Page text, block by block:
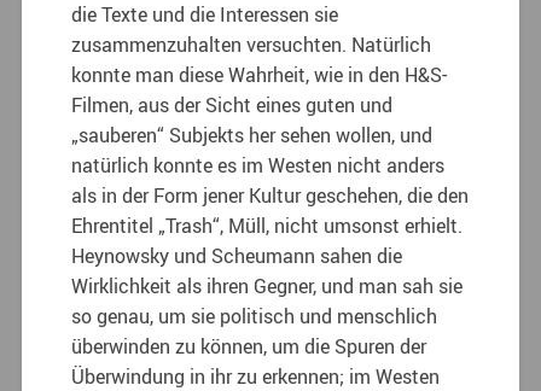
die Texte und die Interessen sie
zusammenzuhalten versuchten. Natürlich
konnte man diese Wahrheit, wie in den H&S-
Filmen, aus der Sicht eines guten und
„sauberen“ Subjekts her sehen wollen, und
natürlich konnte es im Westen nicht anders
als in der Form jener Kultur geschehen, die den
Ehrentitel „Trash“, Müll, nicht umsonst erhielt.
Heynowsky und Scheumann sahen die
Wirklichkeit als ihren Gegner, und man sah sie
so genau, um sie politisch und menschlich
überwinden zu können, um die Spuren der
Überwindung in ihr zu erkennen; im Westen